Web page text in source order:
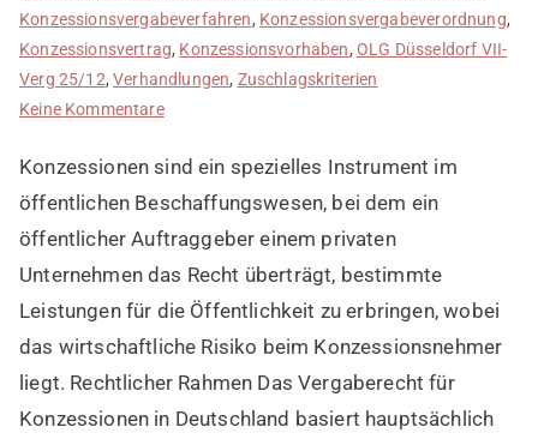
Konzessionsvergabeverfahren, Konzessionsvergabeverordnung,
Konzessionsvertrag, Konzessionsvorhaben, OLG Düsseldorf VII-
Verg 25/12,Verhandlungen, Zuschlagskriterien
Keine Kommentarezu
für
Konzessionen
Konzessionen sind ein spezielles Instrument im
öffentlichen Beschaffungswesen, bei dem ein
öffentlicher Auftraggeber einem privaten
Unternehmen das Recht überträgt, bestimmte
Leistungen für die Öffentlichkeit zu erbringen, wobei
das wirtschaftliche Risiko beim Konzessionsnehmer
liegt. Rechtlicher Rahmen Das Vergaberecht für
Konzessionen in Deutschland basiert hauptsächlich